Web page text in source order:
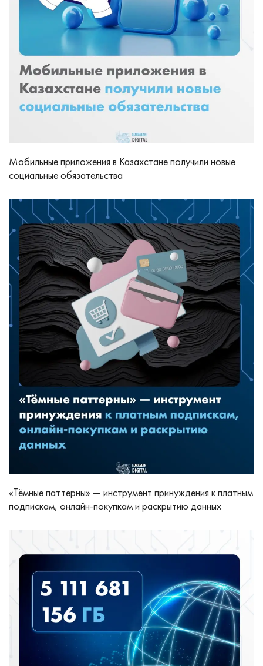
Мобильные приложения в Казахстане получили новые
социальные обязательства
«Тёмные паттерны» — инструмент принуждения к платным
подпискам, онлайн-покупкам и раскрытию данных